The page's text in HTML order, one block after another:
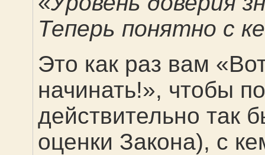
Теперь понятно с
Это как раз вам
начинать!», чтобы
действительно так
оценки Закона), с